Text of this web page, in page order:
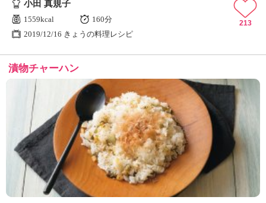
小田 真規子
1559kcal
160分
2019/12/16 きょうの料理レシピ
213
漬物チャーハン